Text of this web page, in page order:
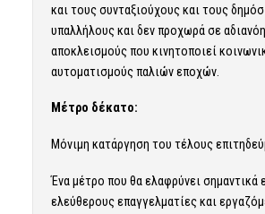
και τους συνταξιούχους και τους
υπαλλήλους και δεν προχωρά σε
αποκλεισμούς που κινητοποιεί
αυτοματισμούς παλιών εποχών.
Μέτρο δέκατο:
Μόνιμη κατάργηση του τέλους
Ένα μέτρο που θα ελαφρύνει σημαντικά
ελεύθερους επαγγελματίες και